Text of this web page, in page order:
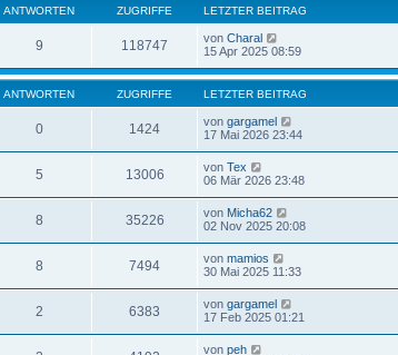
ANTWORTEN ZUGRIFFE LETZTER BEITRAG
9 118747 von Charal
15 Apr 2025 08:59
ANTWORTEN ZUGRIFFE LETZTER BEITRAG
0 1424 von gargamel
17 Mai 2026 23:44
5 13006 von Tex
06 Mär 2026 23:48
8 35226 von Micha62
02 Nov 2025 20:08
8 7494 von mamios
30 Mai 2025 11:33
2 6383 von gargamel
17 Feb 2025 01:21
von peh